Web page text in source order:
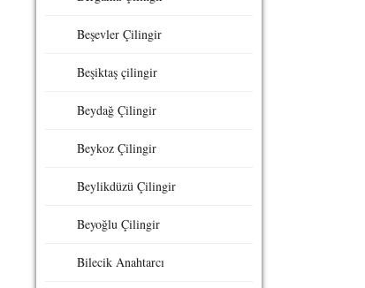
Beşevler Çilingir
Beşiktaş çilingir
Beydağ Çilingir
Beykoz Çilingir
Beylikdüzü Çilingir
Beyoğlu Çilingir
Bilecik Anahtarcı